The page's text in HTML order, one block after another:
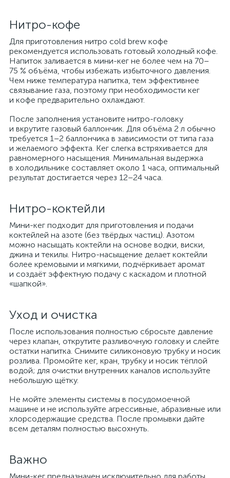
Нитро-кофе
Для приготовления нитро cold brew кофе
рекомендуется использовать готовый холодный кофе.
Напиток заливается в мини-кег не более чем на 70–
75 % объёма, чтобы избежать избыточного давления.
Чем ниже температура напитка, тем эффективнее
связывание газа, поэтому при необходимости кег
и кофе предварительно охлаждают.
После заполнения установите нитро-головку
и вкрутите газовый баллончик. Для объёма 2 л обычно
требуется 1–2 баллончика в зависимости от типа газа
и желаемого эффекта. Кег слегка встряхивается для
равномерного насыщения. Минимальная выдержка
в холодильнике составляет около 1 часа, оптимальный
результат достигается через 12–24 часа.
Нитро-коктейли
Мини-кег подходит для приготовления и подачи
коктейлей на азоте (без твёрдых частиц). Азотом
можно насыщать коктейли на основе водки, виски,
джина и текилы. Нитро-насыщение делает коктейли
более кремовыми и мягкими, подчёркивает аромат
и создаёт эффектную подачу с каскадом и плотной
«шапкой».
Уход и очистка
После использования полностью сбросьте давление
через клапан, открутите разливочную головку и слейте
остатки напитка. Снимите силиконовую трубку и носик
розлива. Промойте кег, кран, трубку и носик тёплой
водой; для очистки внутренних каналов используйте
небольшую щётку.
Не мойте элементы системы в посудомоечной
машине и не используйте агрессивные, абразивные или
хлорсодержащие средства. После промывки дайте
всем деталям полностью высохнуть.
Важно